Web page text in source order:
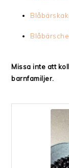
Missa inte att
barnfamiljer.